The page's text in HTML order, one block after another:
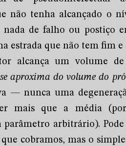
não tenha alcançado o
nada de falho ou postiço
estrada que não tem fim
alcança um volume
aproxima do volume do
— nunca uma
mais que a média
parâmetro arbitrário).
cobramos, mas o